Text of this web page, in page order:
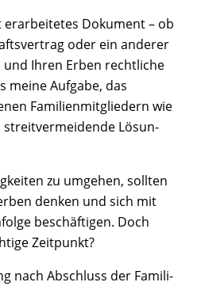
erar­bei­te­tes Doku­ment – ob
oder ein ande­rer
Ihren Erben recht­li­che
mei­ne Auf­ga­be, das
Fami­li­en­mit­glie­dern wie
Lösun­
zu umge­hen, soll­ten
den­ken und sich mit
beschäf­ti­gen. Doch
Zeitpunkt?
nach Abschluss der Fami­li­